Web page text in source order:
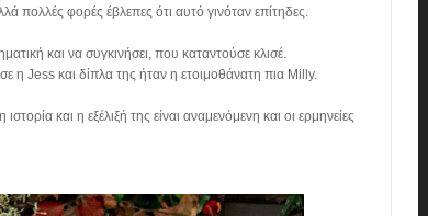
πολλές φορές έβλεπες ότι αυτό γινόταν επίτηδες.
και να συγκινήσει, που καταντούσε κλισέ.
Jess και δίπλα της ήταν η ετοιμοθάνατη πια Milly.
και η εξέλιξή της είναι αναμενόμενη και οι ερμηνείες